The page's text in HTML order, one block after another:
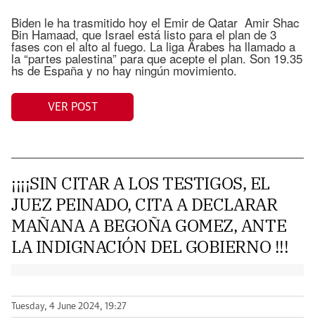
Biden le ha trasmitido hoy el Emir de Qatar Amir Shac
Bin Hamaad, que Israel está listo para el plan de 3
fases con el alto al fuego. La liga Árabes ha llamado a
la “partes palestina” para que acepte el plan. Son 19.35
hs de España y no hay ningún movimiento.
VER POST
¡¡¡¡SIN CITAR A LOS TESTIGOS, EL
JUEZ PEINADO, CITA A DECLARAR
MAÑANA A BEGOÑA GOMEZ, ANTE
LA INDIGNACIÓN DEL GOBIERNO !!!
Tuesday, 4 June 2024, 19:27